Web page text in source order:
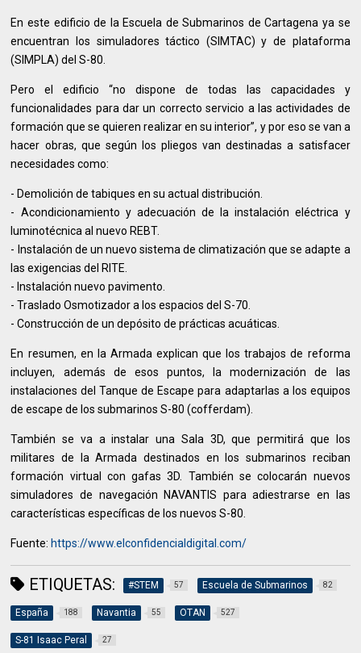
En este edificio de la Escuela de Submarinos de Cartagena ya se
encuentran los simuladores táctico (SIMTAC) y de plataforma
(SIMPLA) del S-80.
Pero el edificio “no dispone de todas las capacidades y
funcionalidades para dar un correcto servicio a las actividades de
formación que se quieren realizar en su interior”, y por eso se van a
hacer obras, que según los pliegos van destinadas a satisfacer
necesidades como:
- Demolición de tabiques en su actual distribución.
- Acondicionamiento y adecuación de la instalación eléctrica y
luminotécnica al nuevo REBT.
- Instalación de un nuevo sistema de climatización que se adapte a
las exigencias del RITE.
- Instalación nuevo pavimento.
- Traslado Osmotizador a los espacios del S-70.
- Construcción de un depósito de prácticas acuáticas.
En resumen, en la Armada explican que los trabajos de reforma
incluyen, además de esos puntos, la modernización de las
instalaciones del Tanque de Escape para adaptarlas a los equipos
de escape de los submarinos S-80 (cofferdam).
También se va a instalar una Sala 3D, que permitirá que los
militares de la Armada destinados en los submarinos reciban
formación virtual con gafas 3D. También se colocarán nuevos
simuladores de navegación NAVANTIS para adiestrarse en las
características específicas de los nuevos S-80.
Fuente:https://www.elconfidencialdigital.com/
ETIQUETAS: #STEM 57 Escuela de Submarinos 82
España 188 Navantia 55 OTAN 527
S-81 Isaac Peral 27